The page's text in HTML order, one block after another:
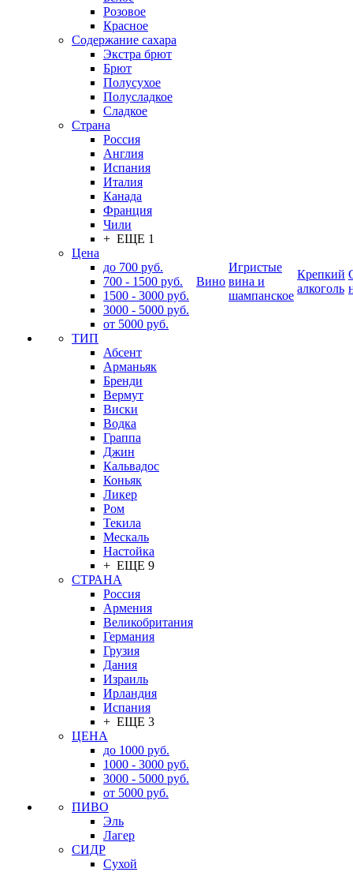
Розовое
Красное
Содержание сахара
Экстра брют
Брют
Полусухое
Полусладкое
Сладкое
Страна
Россия
Англия
Испания
Италия
Канада
Франция
Чили
+ ЕЩЕ 1
Цена
до 700 руб.
700 - 1500 руб.
1500 - 3000 руб.
3000 - 5000 руб.
от 5000 руб.
ТИП
Абсент
Арманьяк
Бренди
Вермут
Виски
Водка
Граппа
Джин
Кальвадос
Коньяк
Ликер
Ром
Текила
Мескаль
Настойка
+ ЕЩЕ 9
СТРАНА
Россия
Армения
Великобритания
Германия
Грузия
Дания
Израиль
Ирландия
Испания
+ ЕЩЕ 3
ЦЕНА
до 1000 руб.
1000 - 3000 руб.
3000 - 5000 руб.
от 5000 руб.
ПИВО
Эль
Лагер
СИДР
Сухой
Вино
Игристые
вина и
шампанское
Крепкий
алкоголь